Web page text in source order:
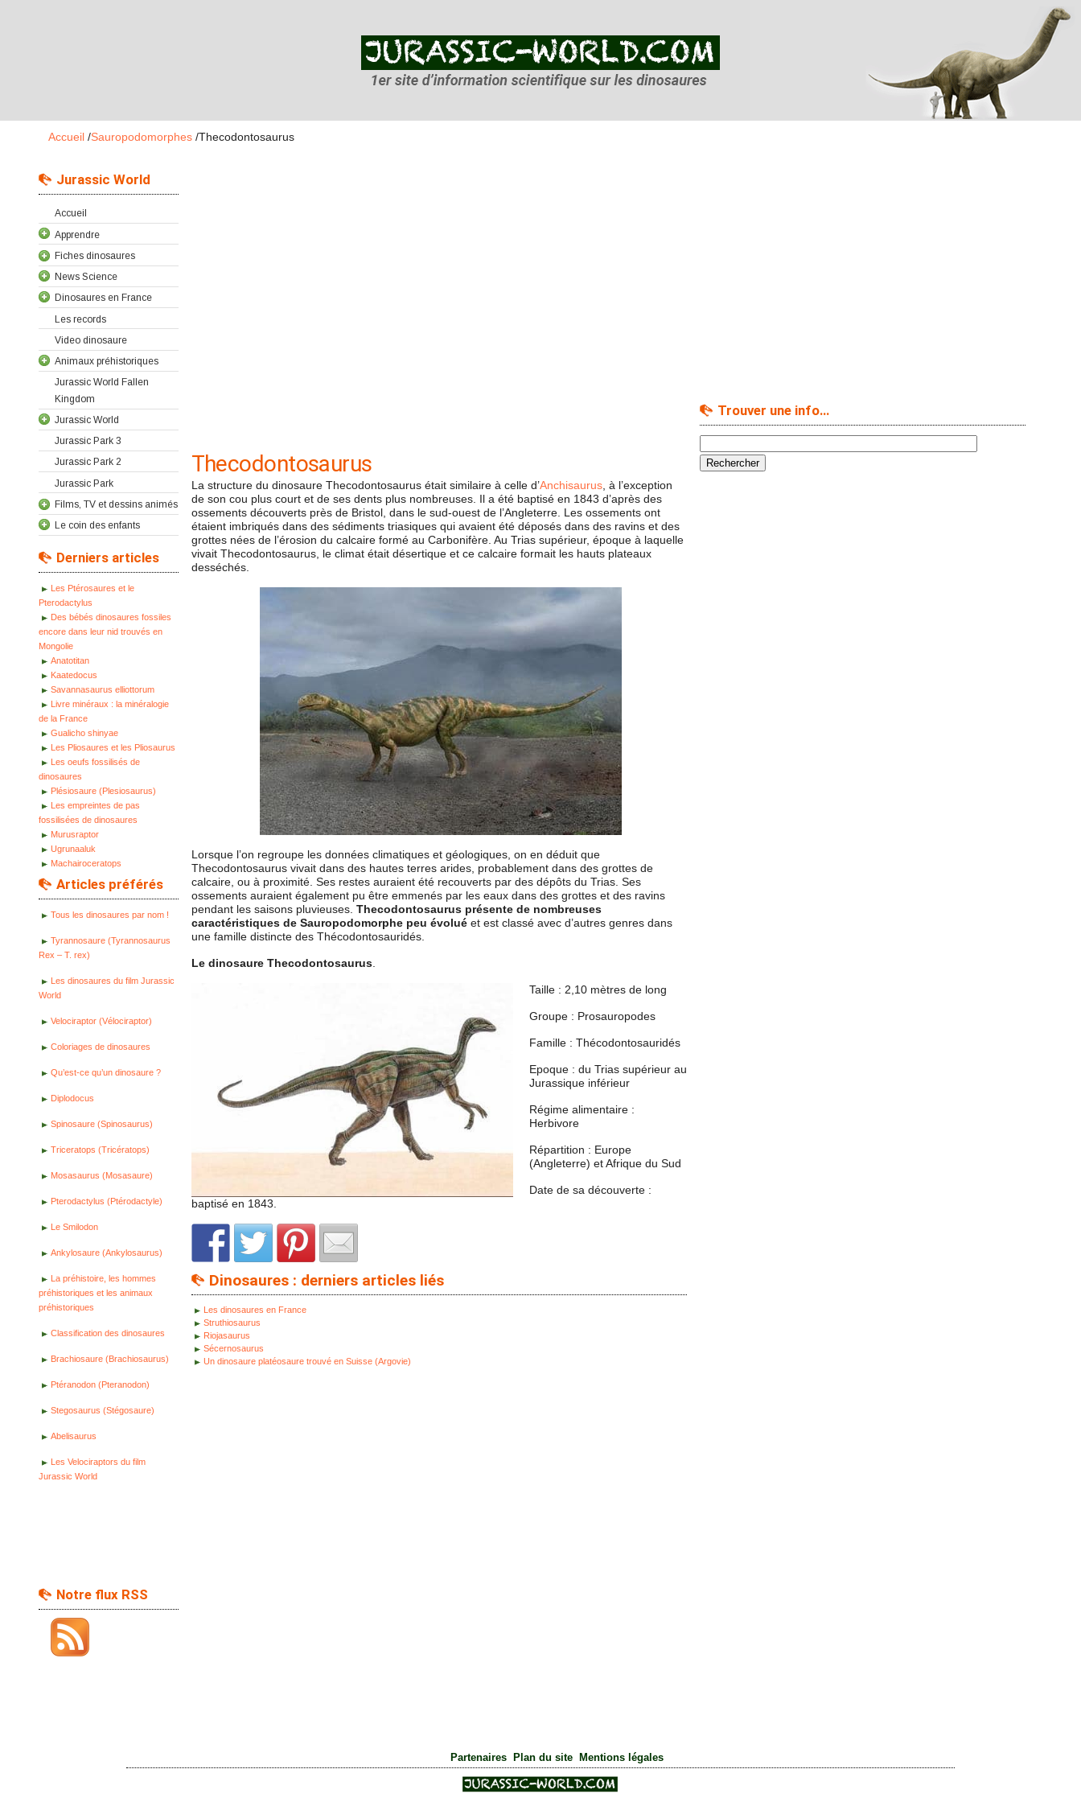
Accueil /Sauropodomorphes /Thecodontosaurus
Jurassic World
Accueil
Apprendre
Fiches dinosaures
News Science
Dinosaures en France
Les records
Video dinosaure
Animaux préhistoriques
Jurassic World Fallen
Kingdom
Jurassic World
Jurassic Park 3
Jurassic Park 2
Jurassic Park
Films, TV et dessins animés
Le coin des enfants
Derniers articles
Les Ptérosaures et le
Pterodactylus
Des bébés dinosaures fossiles
encore dans leur nid trouvés en
Mongolie
Anatotitan
Kaatedocus
Savannasaurus elliottorum
Livre minéraux : la minéralogie
de la France
Gualicho shinyae
Les Pliosaures et les Pliosaurus
Les oeufs fossilisés de
dinosaures
Plésiosaure (Plesiosaurus)
Les empreintes de pas
fossilisées de dinosaures
Murusraptor
Ugrunaaluk
Machairoceratops
Articles préférés
Tous les dinosaures par nom !
Tyrannosaure (Tyrannosaurus
Rex – T. rex)
Les dinosaures du film Jurassic
World
Velociraptor (Vélociraptor)
Coloriages de dinosaures
Qu’est-ce qu’un dinosaure ?
Diplodocus
Spinosaure (Spinosaurus)
Triceratops (Tricératops)
Mosasaurus (Mosasaure)
Pterodactylus (Ptérodactyle)
Le Smilodon
Ankylosaure (Ankylosaurus)
La préhistoire, les hommes
préhistoriques et les animaux
préhistoriques
Classification des dinosaures
Brachiosaure (Brachiosaurus)
Ptéranodon (Pteranodon)
Stegosaurus (Stégosaure)
Abelisaurus
Les Velociraptors du film
Jurassic World
Notre flux RSS
Thecodontosaurus
La structure du dinosaure Thecodontosaurus était similaire à celle d’Anchisaurus, à l’exception
de son cou plus court et de ses dents plus nombreuses. Il a été baptisé en 1843 d’après des
ossements découverts près de Bristol, dans le sud-ouest de l’Angleterre. Les ossements ont
étaient imbriqués dans des sédiments triasiques qui avaient été déposés dans des ravins et des
grottes nées de l’érosion du calcaire formé au Carbonifère. Au Trias supérieur, époque à laquelle
vivait Thecodontosaurus, le climat était désertique et ce calcaire formait les hauts plateaux
desséchés.
Lorsque l’on regroupe les données climatiques et géologiques, on en déduit que
Thecodontosaurus vivait dans des hautes terres arides, probablement dans des grottes de
calcaire, ou à proximité. Ses restes auraient été recouverts par des dépôts du Trias. Ses
ossements auraient également pu être emmenés par les eaux dans des grottes et des ravins
pendant les saisons pluvieuses. Thecodontosaurus présente de nombreuses
caractéristiques de Sauropodomorphe peu évoluéet est classé avec d’autres genres dans
une famille distincte des Thécodontosauridés.
Le dinosaure Thecodontosaurus.
Taille : 2,10 mètres de long
Groupe : Prosauropodes
Famille : Thécodontosauridés
Epoque : du Trias supérieur au
Jurassique inférieur
Régime alimentaire :
Herbivore
Répartition : Europe
(Angleterre) et Afrique du Sud
Date de sa découverte :
baptisé en 1843.
Dinosaures : derniers articles liés
Les dinosaures en France
Struthiosaurus
Riojasaurus
Sécernosaurus
Un dinosaure platéosaure trouvé en Suisse (Argovie)
Trouver une info…
Partenaires| Plan du site| Mentions légales